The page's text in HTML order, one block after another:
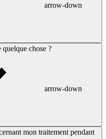
arrow-down
chose ?
arrow-down
mon traitement pendant